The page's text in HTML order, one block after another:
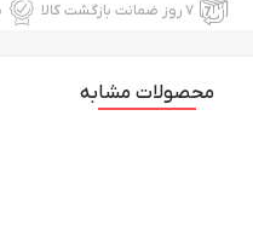
۷ روز ضمانت بازگشت کالا
محصولات مشابه